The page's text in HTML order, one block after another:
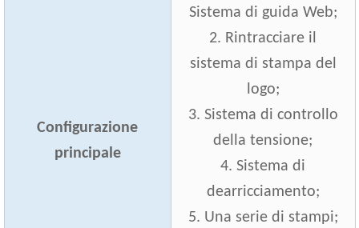
Configurazione
principale
Sistema di guida Web;
2. Rintracciare il
sistema di stampa del
logo;
3. Sistema di controllo
della tensione;
4. Sistema di
dearricciamento;
5. Una serie di stampi;